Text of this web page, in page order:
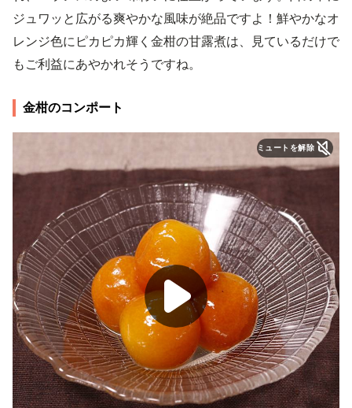
ジュワッと広がる爽やかな風味が絶品ですよ！鮮やかなオ
レンジ色にピカピカ輝く金柑の甘露煮は、見ているだけで
もご利益にあやかれそうですね。
金柑のコンポート
ミュートを解除